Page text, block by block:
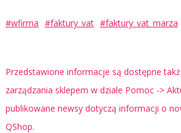
#wfirma #faktury_vat #faktury_vat_marza
Przedstawione informacje są dostępne
zarządzania sklepem w dziale Pomoc ->
publikowane newsy dotyczą informacji o
QShop.